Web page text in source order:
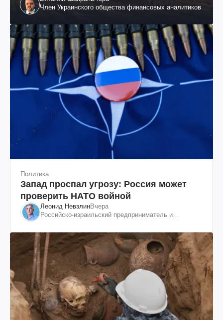
Член Украинского общества финансовых аналитиков
Политика
Запад проспал угрозу: Россия может
проверить НАТО войной
Леонид НевзлинВчера
Российско-израильский предприниматель и
"ЮКОСа"